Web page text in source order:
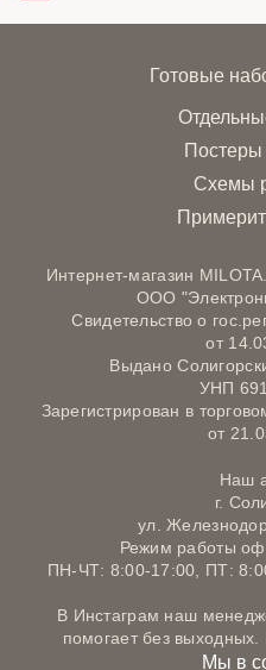
Готовые
Схемы
Интернет-магазин
ООО
Свидетельство о
от
Выдано
УНП
Зарегистрирован в
от
Наш
г.
ул.
Режим работы
ПН-ЧТ: 8:00-17:00, ПТ:
В Инстаграм наш
помогает без
Мы в